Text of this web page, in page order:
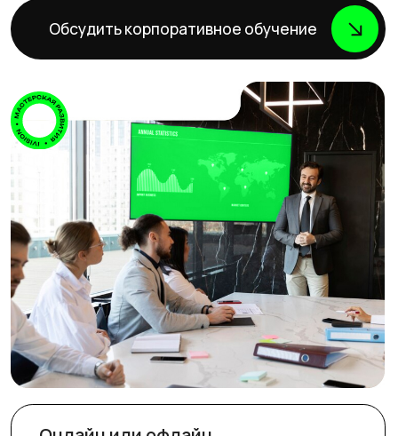
Практика на реальных кейсах
Онлайн или офлайн
Курс можно провести онлайн для
распределённой команды или офлайн —
если собрать сотрудников в одном месте.